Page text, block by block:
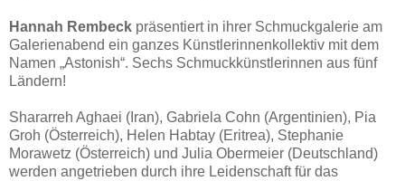
Hannah Rembeck präsentiert in ihrer Schmuckgalerie am
Galerienabend ein ganzes Künstlerinnenkollektiv mit dem
Namen „Astonish“. Sechs Schmuckkünstlerinnen aus fünf
Ländern!
Shararreh Aghaei (Iran), Gabriela Cohn (Argentinien), Pia
Groh (Österreich), Helen Habtay (Eritrea), Stephanie
Morawetz (Österreich) und Julia Obermeier (Deutschland)
werden angetrieben durch ihre Leidenschaft für das